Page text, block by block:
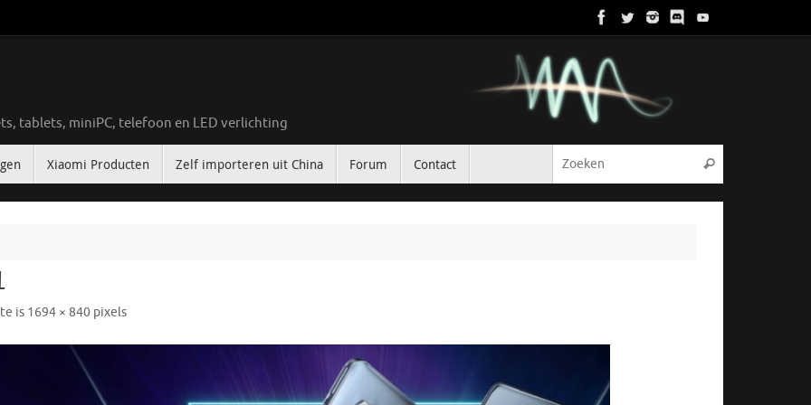
tablets, miniPC, telefoon en LED verlichting
Xiaomi Producten Zelf importeren uit China Forum Contact Zoeken
is 1694 × 840 pixels